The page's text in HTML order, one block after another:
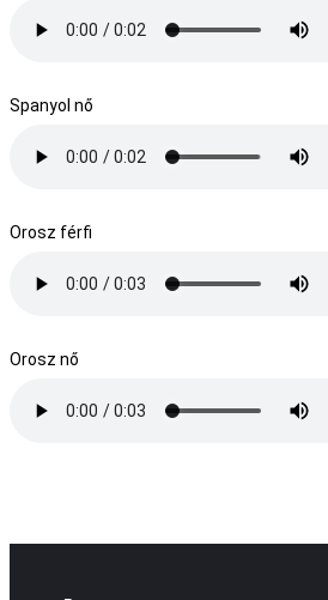
Spanyol nő
Orosz férfi
Orosz nő